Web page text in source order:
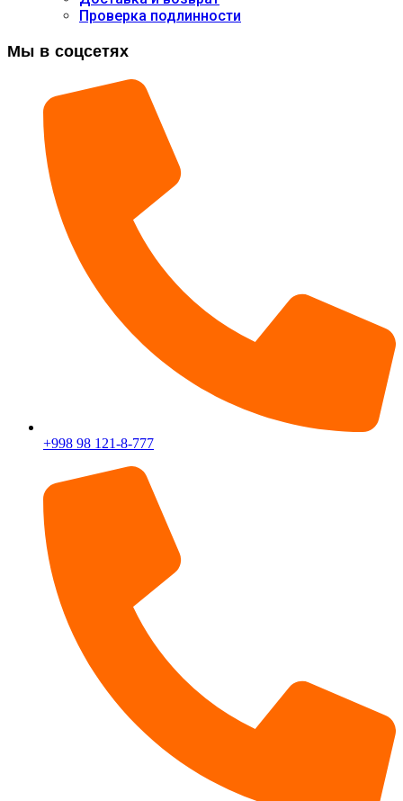
Проверка подлинности
Мы в соцсетях
+998 98 121-8-777